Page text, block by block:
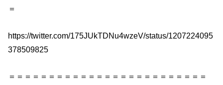
＝
https://twitter.com/175JUkTDNu4wzeV/status/1207224095
378509825
＝＝＝＝＝＝＝＝＝＝＝＝＝＝＝＝＝＝＝＝＝＝＝＝＝